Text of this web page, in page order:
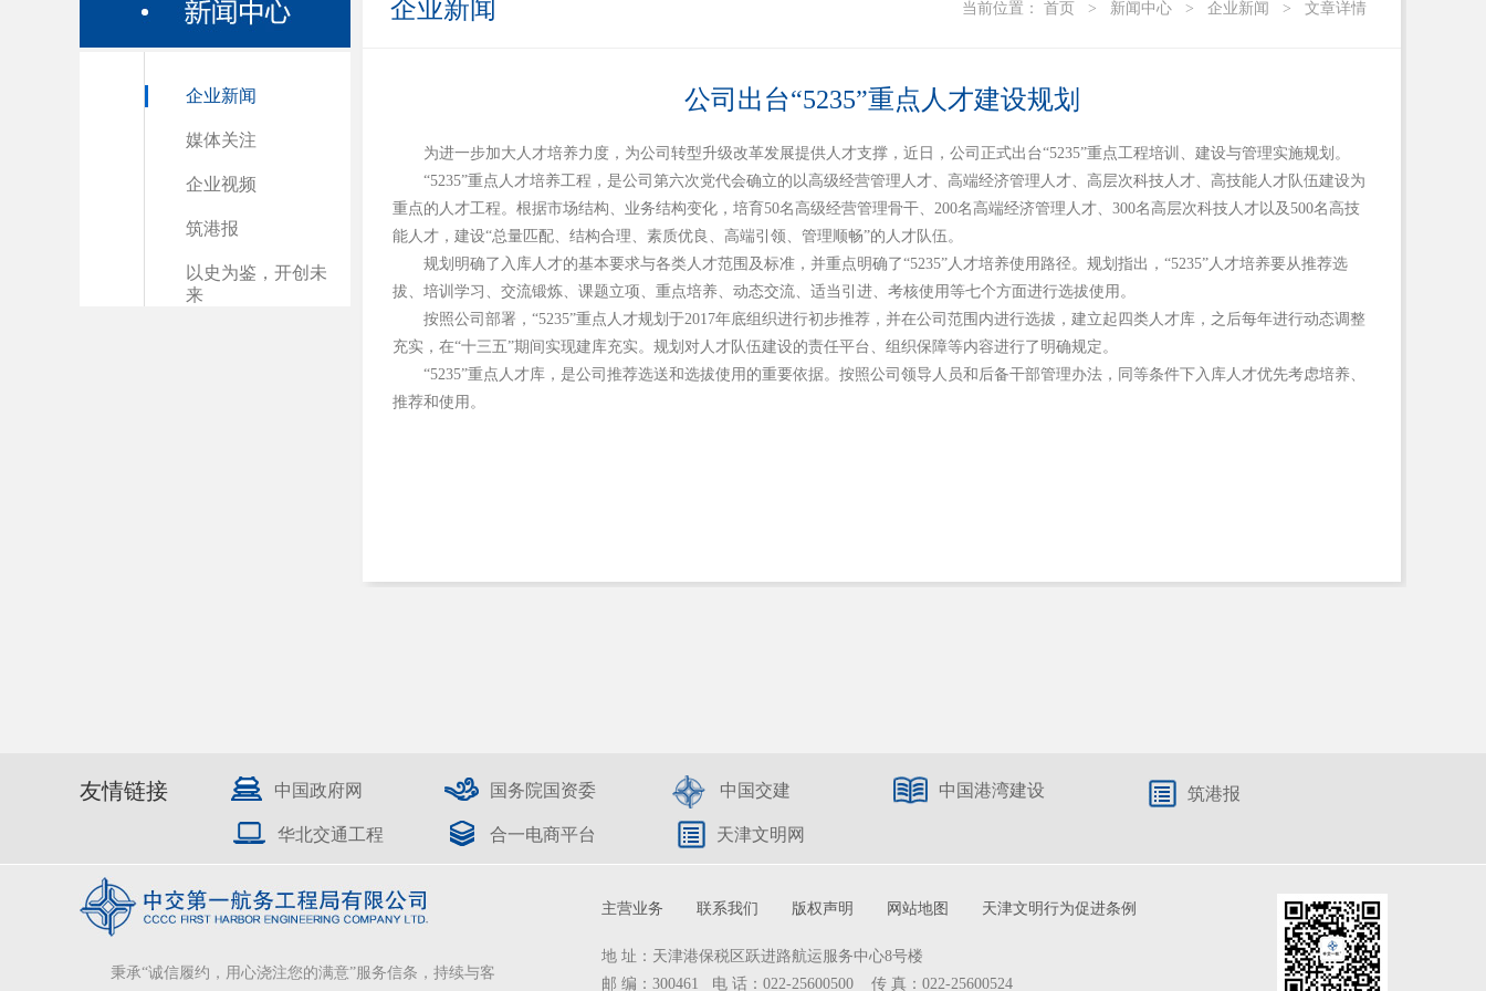
企业新闻
媒体关注
企业视频
筑港报
以史为鉴，开创未
来
企业新闻 当前位置： 首页 > 新闻中心 > 企业新闻 > 文章详情
公司出台“5235”重点人才建设规划
为进一步加大人才培养力度，为公司转型升级改革发展提供人才支撑，近日，公司正式出台“5235”重点工程培训、建设与管理实施规划。
“5235”重点人才培养工程，是公司第六次党代会确立的以高级经营管理人才、高端经济管理人才、高层次科技人才、高技能人才队伍建设为
重点的人才工程。根据市场结构、业务结构变化，培育50名高级经营管理骨干、200名高端经济管理人才、300名高层次科技人才以及500名高技
能人才，建设“总量匹配、结构合理、素质优良、高端引领、管理顺畅”的人才队伍。
规划明确了入库人才的基本要求与各类人才范围及标准，并重点明确了“5235”人才培养使用路径。规划指出，“5235”人才培养要从推荐选
拔、培训学习、交流锻炼、课题立项、重点培养、动态交流、适当引进、考核使用等七个方面进行选拔使用。
按照公司部署，“5235”重点人才规划于2017年底组织进行初步推荐，并在公司范围内进行选拔，建立起四类人才库，之后每年进行动态调整
充实，在“十三五”期间实现建库充实。规划对人才队伍建设的责任平台、组织保障等内容进行了明确规定。
“5235”重点人才库，是公司推荐选送和选拔使用的重要依据。按照公司领导人员和后备干部管理办法，同等条件下入库人才优先考虑培养、
推荐和使用。
友情链接 中国政府网 国务院国资委 中国交建 中国港湾建设 筑港报
华北交通工程 合一电商平台 天津文明网
秉承“诚信履约，用心浇注您的满意”服务信条，持续与客
主营业务 联系我们 版权声明 网站地图 天津文明行为促进条例
地 址：天津港保税区跃进路航运服务中心8号楼
邮 编：300461 电 话：022-25600500 传 真：022-25600524